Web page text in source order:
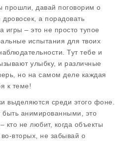
прошли, давай поговорим о
а порадовать
– это не просто тупое
испытания для твоих
Тут тебе и
улыбку, и различные
но на самом деле каждая
к теме!
выделяются среди этого фоне.
быть анимированными, это
кто не любит, когда объекты
вторых, не забывай о